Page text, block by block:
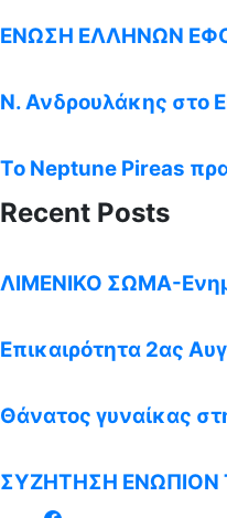
ΕΝΩΣΗ ΕΛΛΗΝΩΝ
Ν. Ανδρουλάκης στο
Το Neptune Pireas
Recent Posts
ΛΙΜΕΝΙΚΟ ΣΩΜΑ-
Επικαιρότητα 2ας
Θάνατος γυναίκας
ΣΥΖΗΤΗΣΗ ΕΝΩΠΙΟΝ